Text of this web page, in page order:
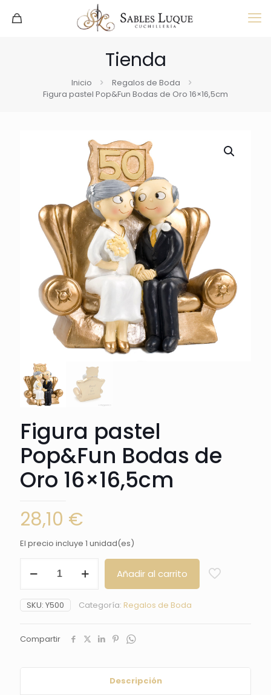
Tienda
Inicio
Regalos de Boda
Figura pastel Pop&Fun Bodas de Oro 16×16,5cm
Figura pastel
Pop&Fun Bodas de
Oro 16×16,5cm
28,10 €
El precio incluye 1 unidad(es)
pastel
Bodas
de
cantidad
Añadir al carrito
SKU: Y500 Categoría: Regalos de Boda
Compartir
Descripción